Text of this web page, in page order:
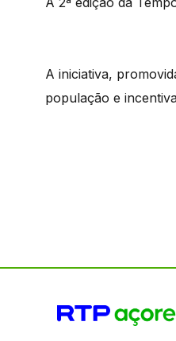
A iniciativa,
população e